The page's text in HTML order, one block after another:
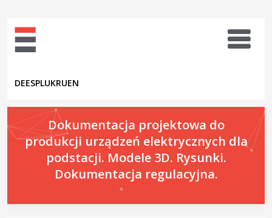
DEESPLUKRUEN
Dokumentacja projektowa do
produkcji urządzeń elektrycznych dla
podstacji. Modele 3D. Rysunki.
Dokumentacja regulacyjna.